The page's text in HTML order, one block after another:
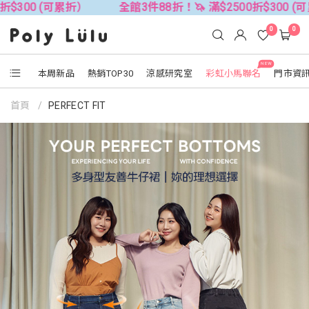
全館3件88折！🦄 滿$2500折$300 (可累折） 全館3
本周新品 熱銷TOP30 涼感研究室
NEW
彩虹小馬聯名 門市資
0 0
首頁 PERFECT FIT